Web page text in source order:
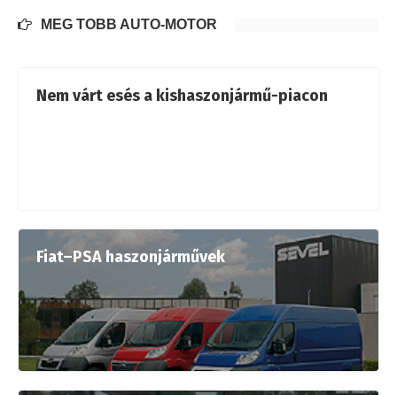
MÉG TÖBB AUTÓ-MOTOR
Nem várt esés a kishaszonjármű-piacon
Fiat–PSA haszonjárművek